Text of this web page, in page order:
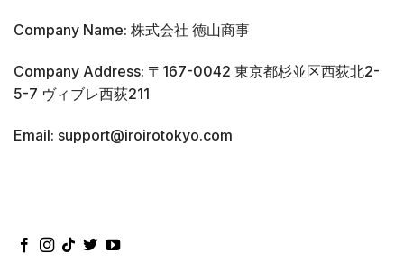
Company Name: 株式会社 徳山商事
Company Address: 〒167-0042 東京都杉並区西荻北2-
5-7 ヴィブレ西荻211
Email: support@iroirotokyo.com